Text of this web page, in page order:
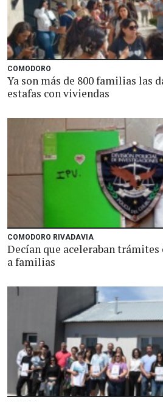
COMODORO
Ya son más de 800 familias las
estafas con viviendas
COMODORO RIVADAVIA
Decían que aceleraban trámites
a familias